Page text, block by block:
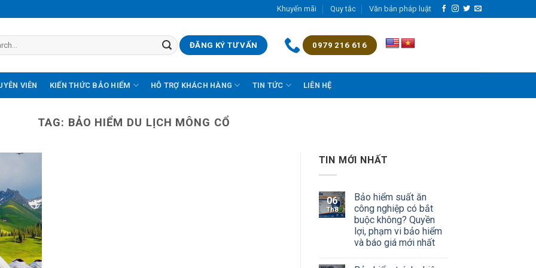
Khuyến mãi Quy tắc Văn bản pháp luật
ĐĂNG KÝ TƯ VẤN 0979 216 616
VIÊN KIẾN THỨC BẢO HIỂM HỖ TRỢ KHÁCH HÀNG TIN TỨC LIÊN HỆ
TAG: BẢO HIỂM DU LỊCH MÔNG CỔ
TIN MỚI NHẤT
06
Th8
Bảo hiểm suất ăn
công nghiệp có bắt
buộc không? Quyền
lợi, phạm vi bảo hiểm
và báo giá mới nhất